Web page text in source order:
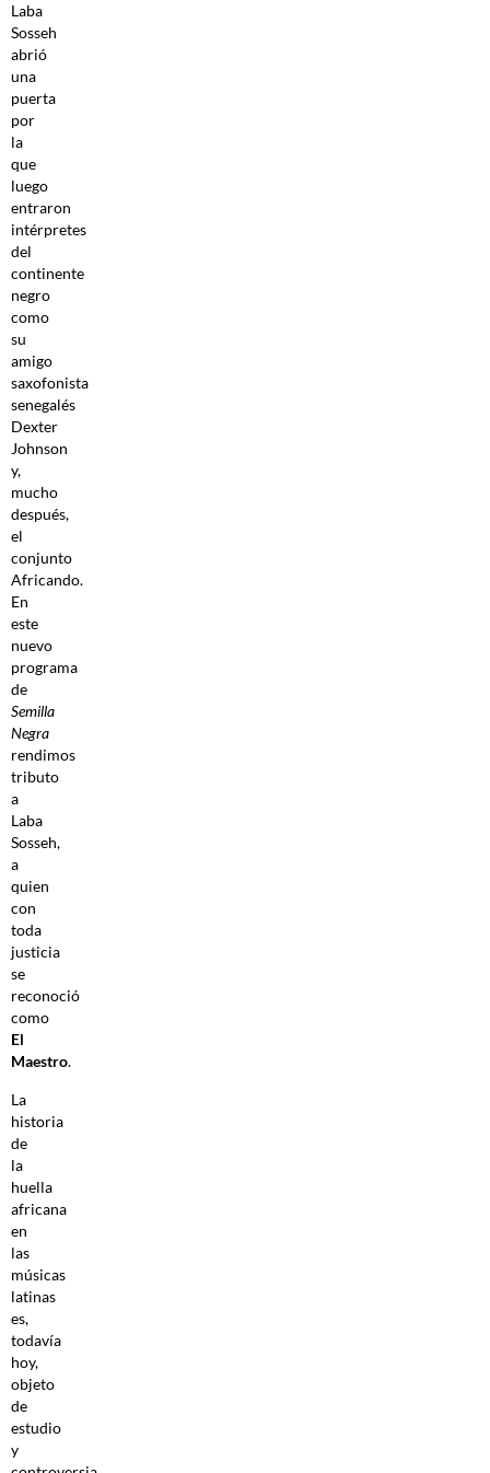
Laba
Sosseh
abrió
una
puerta
por
la
que
luego
entraron
intérpretes
del
continente
negro
como
su
amigo
saxofonista
senegalés
Dexter
Johnson
y,
mucho
después,
el
conjunto
Africando.
En
este
nuevo
programa
de
Semilla
Negra
rendimos
tributo
a
Laba
Sosseh,
a
quien
con
toda
justicia
se
reconoció
como
El
Maestro.
La
historia
de
la
huella
africana
en
las
músicas
latinas
es,
todavía
hoy,
objeto
de
estudio
y